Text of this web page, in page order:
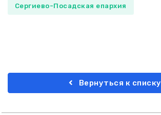
Сергиево-Посадская епархия
Вернуться к списку